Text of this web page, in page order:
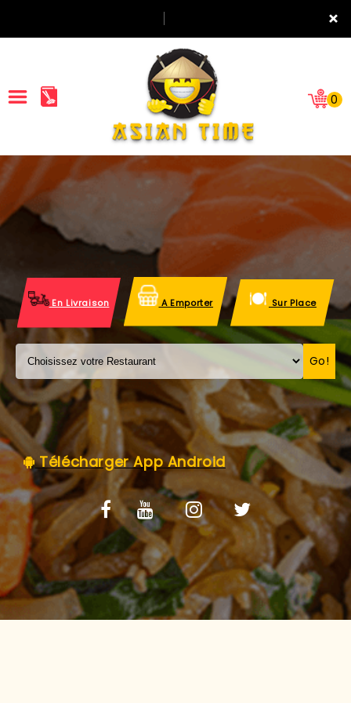
×
ACCUEIL
LA CARTE
VOS AVIS
MENTIONS LÉGALES
C.G.V
0
En Livraison A Emporter Sur Place
Go!
Télécharger App Android